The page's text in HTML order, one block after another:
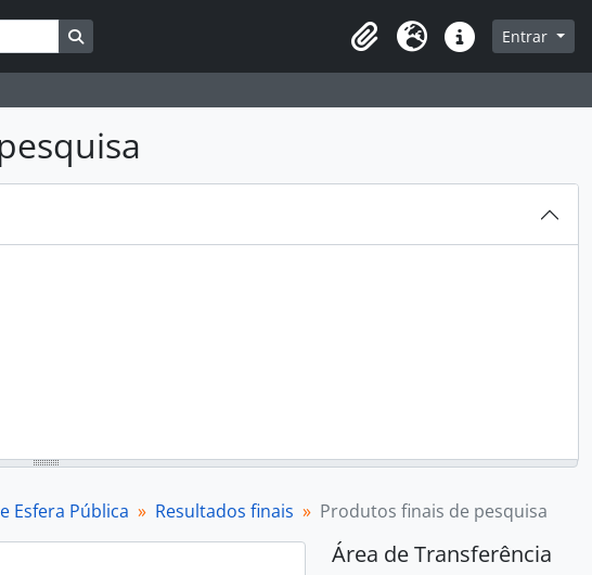
Área de Transferência
Idioma Atalhos Entrar
Esfera Pública Resultados finais Produtos finais de pesquisa
Área de Transferência